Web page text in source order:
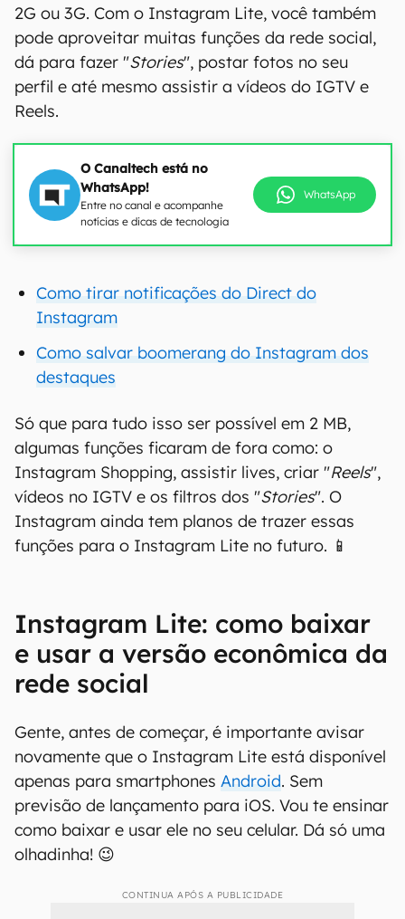
2G ou 3G. Com o Instagram Lite, você também
pode aproveitar muitas funções da rede social,
dá para fazer "Stories", postar fotos no seu
perfil e até mesmo assistir a vídeos do IGTV e
Reels.
O Canaltech está no
WhatsApp!
Entre no canal e acompanhe
notícias e dicas de tecnologia
WhatsApp
Como tirar notificações do Direct do
Instagram
Como salvar boomerang do Instagram dos
destaques
Só que para tudo isso ser possível em 2 MB,
algumas funções ficaram de fora como: o
Instagram Shopping, assistir lives, criar "Reels",
vídeos no IGTV e os filtros dos "Stories". O
Instagram ainda tem planos de trazer essas
funções para o Instagram Lite no futuro. 📱
Instagram Lite: como baixar
e usar a versão econômica da
rede social
Gente, antes de começar, é importante avisar
novamente que o Instagram Lite está disponível
apenas para smartphones Android. Sem
previsão de lançamento para iOS. Vou te ensinar
como baixar e usar ele no seu celular. Dá só uma
olhadinha! 😉
CONTINUA APÓS A PUBLICIDADE